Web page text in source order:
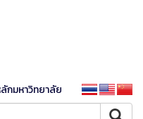
กมหาวิทยาลัย